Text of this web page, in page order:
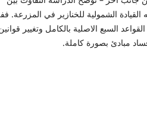
القيادة الشمولية للخنازير في المزرعة.
السبع الاصلية بالكامل وتغيير
مبادئ بصورة كاملة.